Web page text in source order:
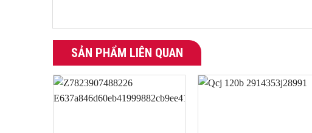
SẢN PHẨM LIÊN QUAN